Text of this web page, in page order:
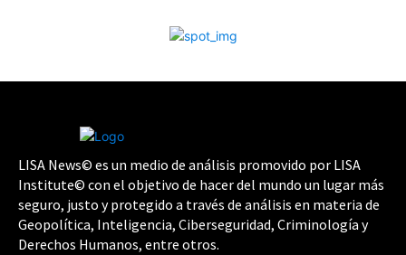
LISA News© es un medio de análisis promovido por LISA
Institute© con el objetivo de hacer del mundo un lugar más
seguro, justo y protegido a través de análisis en materia de
Geopolítica, Inteligencia, Ciberseguridad, Criminología y
Derechos Humanos, entre otros.